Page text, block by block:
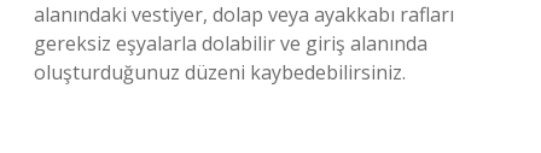
alanındaki vestiyer, dolap veya ayakkabı rafları
gereksiz eşyalarla dolabilir ve giriş alanında
oluşturduğunuz düzeni kaybedebilirsiniz.